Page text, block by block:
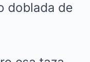
doblada de